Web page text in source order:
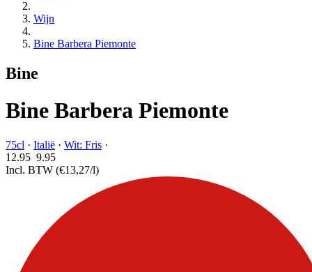
Wijn
Bine Barbera Piemonte
Bine
Bine Barbera Piemonte
75cl · Italië · Wit: Fris ·
12.95 9.95
Incl. BTW (€13,27/l)